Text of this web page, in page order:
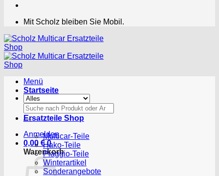
Mit Scholz bleiben Sie Mobil.
Menü
Suchen
nach:
Anmelden
0,00 € 0
Warenkorb
Startseite
Ersatzteile Shop
Multicar-Teile
Hako-Teile
Piaggio-Teile
Winterartikel
Sonderangebote